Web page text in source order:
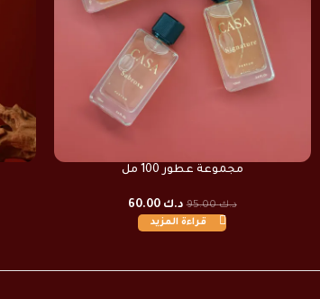
مجموعة عطور 100 مل
د.ك95.00 د.ك 60.00
قراءة المزيد